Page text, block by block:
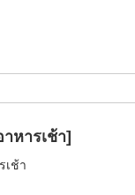
หารเช้า]
เช้า